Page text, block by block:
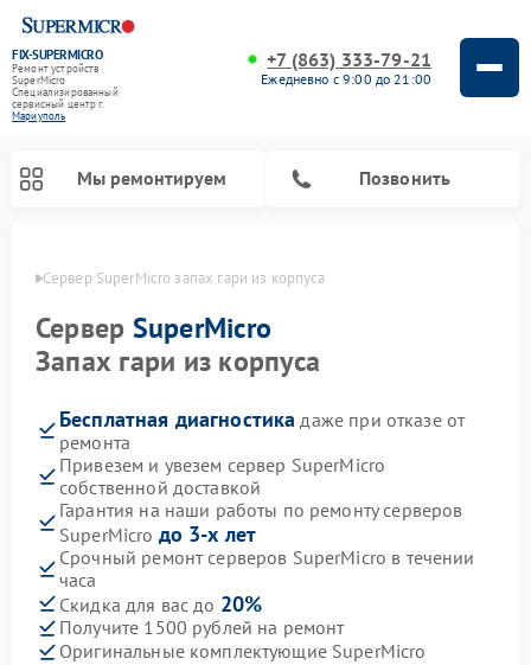
FIX-SUPERMICRO
Ремонт устройств
SuperMicro
Специализированный
cервисный центр г.
Мариуполь
+7 (863) 333-79-21
Ежедневно с 9:00 до 21:00
Мы ремонтируем Позвонить
Сервер SuperMicro запах гари из корпуса
Сервер SuperMicro
Запах гари из корпуса
Бесплатная диагностика даже при отказе от
ремонта
Привезем и увезем сервер SuperMicro
собственной доставкой
Гарантия на наши работы по ремонту серверов
SuperMicro до 3-х лет
Срочный ремонт серверов SuperMicro в течении
часа
Скидка для вас до 20%
Получите 1500 рублей на ремонт
Оригинальные комплектующие SuperMicro